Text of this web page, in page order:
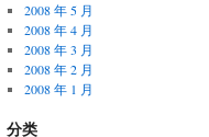
2008 年 5 月
2008 年 4 月
2008 年 3 月
2008 年 2 月
2008 年 1 月
分类